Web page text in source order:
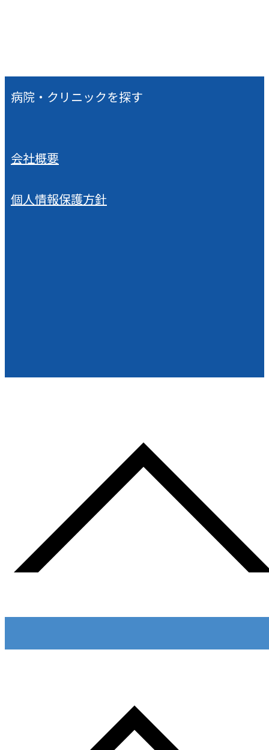
病院・クリニックを探す
会社概要
個人情報保護方針